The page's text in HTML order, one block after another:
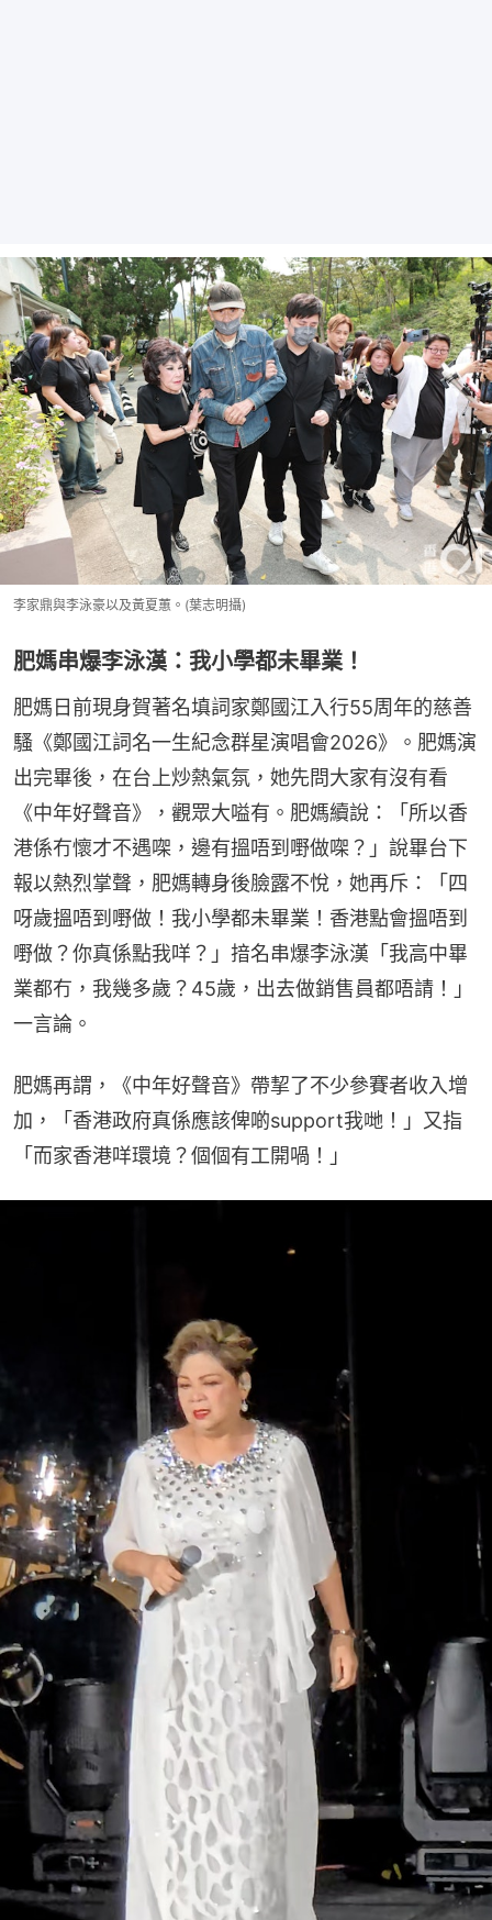
李家鼎與李泳豪以及黃夏蕙。(葉志明攝)
肥媽串爆李泳漢：我小學都未畢業！
肥媽日前現身賀著名填詞家鄭國江入行55周年的慈善
騷《鄭國江詞名一生紀念群星演唱會2026》。肥媽演
出完畢後，在台上炒熱氣氛，她先問大家有沒有看
《中年好聲音》，觀眾大嗌有。肥媽續說：「所以香
港係冇懷才不遇㗎，邊有搵唔到嘢做㗎？」說畢台下
報以熱烈掌聲，肥媽轉身後臉露不悅，她再斥：「四
呀歲搵唔到嘢做！我小學都未畢業！香港點會搵唔到
嘢做？你真係點我咩？」揞名串爆李泳漢「我高中畢
業都冇，我幾多歲？45歲，出去做銷售員都唔請！」
一言論。
肥媽再謂，《中年好聲音》帶挈了不少參賽者收入增
加，「香港政府真係應該俾啲support我哋！」又指
「而家香港咩環境？個個有工開喎！」